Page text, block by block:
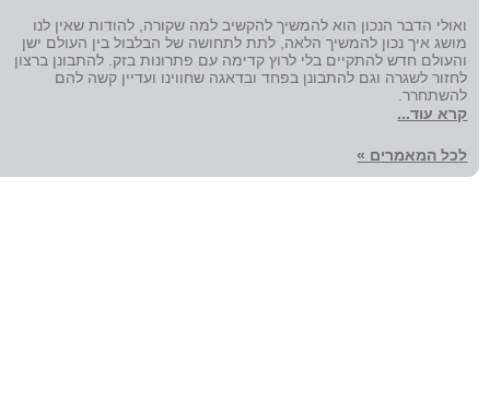
ואולי הדבר הנכון הוא להמשיך להקשיב למה שקורה, להודות שאין לנו
מושג איך נכון להמשיך הלאה, לתת לתחושה של הבלבול בין העולם ישן
והעולם חדש להתקיים בלי לרוץ קדימה עם פתרונות בזק. להתבונן ברצון
לחזור לשגרה וגם להתבונן בפחד ובדאגה שחווינו ועדיין קשה להם
להשתחרר.
קרא עוד...
לכל המאמרים »